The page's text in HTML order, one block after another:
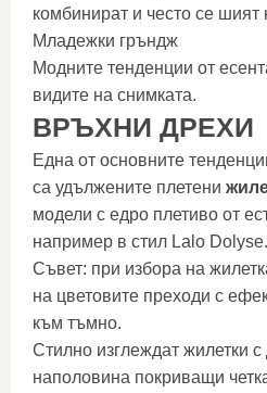
комбинират и често се шият
Младежки гръндж
Модните тенденции от
видите на снимката.
ВРЪХНИ ДРЕХИ
Една от основните
са удължените плетени
модели с едро плетиво от
например в стил Lalo Dolyse.
Съвет: при избора на
на цветовите преходи с
към тъмно.
Стилно изглеждат жилетки с
наполовина покриващи